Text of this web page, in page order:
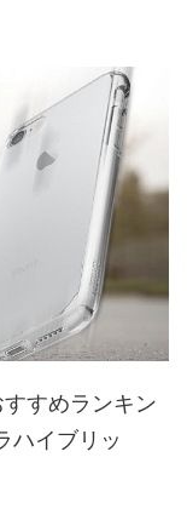
すめランキン
ハイブリッ